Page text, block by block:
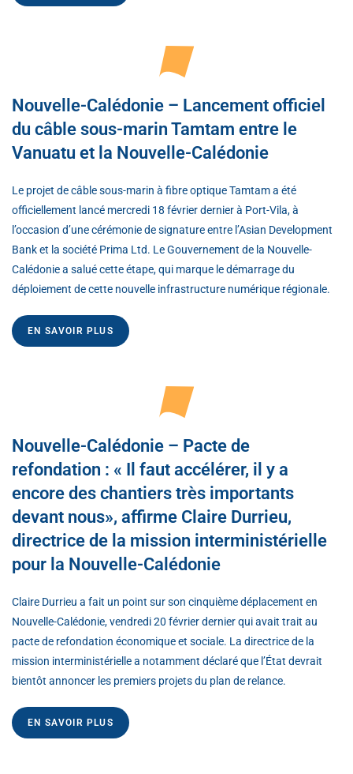
Nouvelle-Calédonie – Lancement officiel
du câble sous-marin Tamtam entre le
Vanuatu et la Nouvelle-Calédonie
Le projet de câble sous-marin à fibre optique Tamtam a été
officiellement lancé mercredi 18 février dernier à Port-Vila, à
l’occasion d’une cérémonie de signature entre l’Asian Development
Bank et la société Prima Ltd. Le Gouvernement de la Nouvelle-
Calédonie a salué cette étape, qui marque le démarrage du
déploiement de cette nouvelle infrastructure numérique régionale.
EN SAVOIR PLUS
Nouvelle-Calédonie – Pacte de
refondation : « Il faut accélérer, il y a
encore des chantiers très importants
devant nous», affirme Claire Durrieu,
directrice de la mission interministérielle
pour la Nouvelle-Calédonie
Claire Durrieu a fait un point sur son cinquième déplacement en
Nouvelle-Calédonie, vendredi 20 février dernier qui avait trait au
pacte de refondation économique et sociale. La directrice de la
mission interministérielle a notamment déclaré que l’État devrait
bientôt annoncer les premiers projets du plan de relance.
EN SAVOIR PLUS